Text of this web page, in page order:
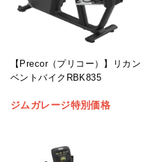
【Precor（プリコー）】リカン
ベントバイクRBK835
ジムガレージ特別価格